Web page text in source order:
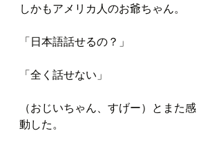
しかもアメリカ人のお爺ちゃん。
「日本語話せるの？」
「全く話せない」
（おじいちゃん、すげー）とまた感
動した。